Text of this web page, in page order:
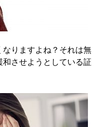
りますよね？それは無
させようとしている証